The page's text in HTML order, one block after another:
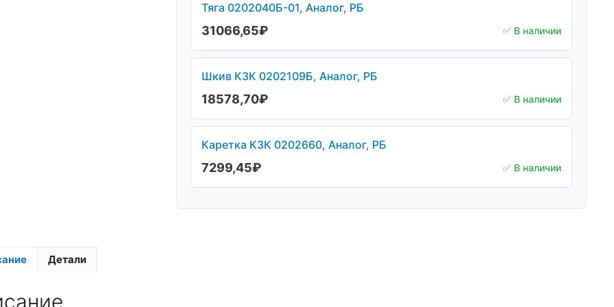
Тяга 0202040Б-01, Аналог, РБ
31066,65₽ ✅ В наличии
Шкив КЗК 0202109Б, Аналог, РБ
18578,70₽ ✅ В наличии
Каретка КЗК 0202660, Аналог, РБ
7299,45₽ ✅ В наличии
Детали